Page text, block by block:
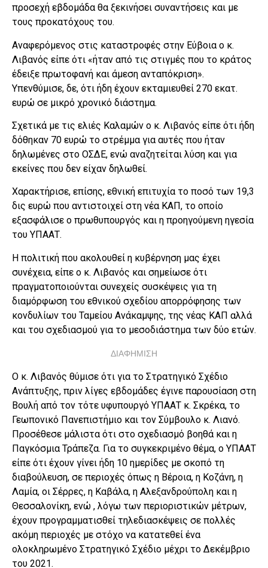
προσεχή εβδομάδα θα ξεκινήσει συναντήσεις και με
τους προκατόχους του.
Αναφερόμενος στις καταστροφές στην Εύβοια ο κ.
Λιβανός είπε ότι «ήταν από τις στιγμές που το κράτος
έδειξε πρωτοφανή και άμεση ανταπόκριση».
Υπενθύμισε, δε, ότι ήδη έχουν εκταμιευθεί 270 εκατ.
ευρώ σε μικρό χρονικό διάστημα.
Σχετικά με τις ελιές Καλαμών ο κ. Λιβανός είπε ότι ήδη
δόθηκαν 70 ευρώ το στρέμμα για αυτές που ήταν
δηλωμένες στο ΟΣΔΕ, ενώ αναζητείται λύση και για
εκείνες που δεν είχαν δηλωθεί.
Χαρακτήρισε, επίσης, εθνική επιτυχία το ποσό των 19,3
δις ευρώ που αντιστοιχεί στη νέα ΚΑΠ, το οποίο
εξασφάλισε ο πρωθυπουργός και η προηγούμενη ηγεσία
του ΥΠΑΑΤ.
Η πολιτική που ακολουθεί η κυβέρνηση μας έχει
συνέχεια, είπε ο κ. Λιβανός και σημείωσε ότι
πραγματοποιούνται συνεχείς συσκέψεις για τη
διαμόρφωση του εθνικού σχεδίου απορρόφησης των
κονδυλίων του Ταμείου Ανάκαμψης, της νέας ΚΑΠ αλλά
και του σχεδιασμού για το μεσοδιάστημα των δύο ετών.
ΔΙΑΦΗΜΙΣΗ
Ο κ. Λιβανός θύμισε ότι για το Στρατηγικό Σχέδιο
Ανάπτυξης, πριν λίγες εβδομάδες έγινε παρουσίαση στη
Βουλή από τον τότε υφυπουργό ΥΠΑΑΤ κ. Σκρέκα, το
Γεωπονικό Πανεπιστήμιο και τον Σύμβουλο κ. Λιανό.
Προσέθεσε μάλιστα ότι στο σχεδιασμό βοηθά και η
Παγκόσμια Τράπεζα. Για το συγκεκριμένο θέμα, ο ΥΠΑΑΤ
είπε ότι έχουν γίνει ήδη 10 ημερίδες με σκοπό τη
διαβούλευση, σε περιοχές όπως η Βέροια, η Κοζάνη, η
Λαμία, οι Σέρρες, η Καβάλα, η Αλεξανδρούπολη και η
Θεσσαλονίκη, ενώ , λόγω των περιοριστικών μέτρων,
έχουν προγραμματισθεί τηλεδιασκέψεις σε πολλές
ακόμη περιοχές με στόχο να κατατεθεί ένα
ολοκληρωμένο Στρατηγικό Σχέδιο μέχρι το Δεκέμβριο
του 2021.